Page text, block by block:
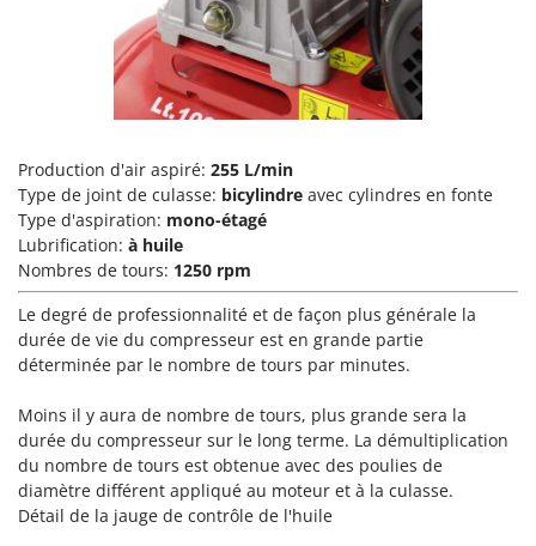
Trancheuses
Trancheuses de sol
Transpalettes
Treuils de débardage
V
Vêtements de Sécurité
Vibroculteurs à tracteur
LAR Casalinghi
Linea VZ
Lisam
Lotusgrill
M
M.A.I.BO.
Macom
Macte Ovens
Makita
MAMMAMIA
Marcato
Marina Systems
Master
Mastercook
Production d'air aspiré: 255 L/min
Type de joint de culasse: bicylindre avec cylindres en fonte
Type d'aspiration: mono-étagé
Lubrification: à huile
Nombres de tours: 1250 rpm
Le degré de professionnalité et de façon plus générale la
durée de vie du compresseur est en grande partie
déterminée par le nombre de tours par minutes.
Moins il y aura de nombre de tours, plus grande sera la
durée du compresseur sur le long terme. La démultiplication
du nombre de tours est obtenue avec des poulies de
diamètre différent appliqué au moteur et à la culasse.
Détail de la jauge de contrôle de l'huile